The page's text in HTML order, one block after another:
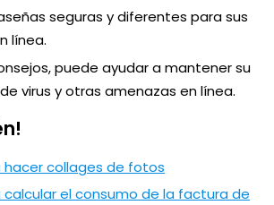
seguras y diferentes para sus
línea.
puede ayudar a mantener su
virus y otras amenazas en línea.
hacer collages de fotos
calcular el consumo de la factura de